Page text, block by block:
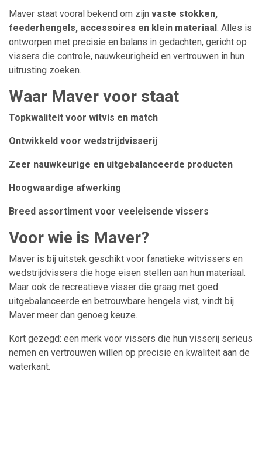
Maver staat vooral bekend om zijn vaste stokken,
feederhengels, accessoires en klein materiaal. Alles is
ontworpen met precisie en balans in gedachten, gericht op
vissers die controle, nauwkeurigheid en vertrouwen in hun
uitrusting zoeken.
Waar Maver voor staat
Topkwaliteit voor witvis en match
Ontwikkeld voor wedstrijdvisserij
Zeer nauwkeurige en uitgebalanceerde producten
Hoogwaardige afwerking
Breed assortiment voor veeleisende vissers
Voor wie is Maver?
Maver is bij uitstek geschikt voor fanatieke witvissers en
wedstrijdvissers die hoge eisen stellen aan hun materiaal.
Maar ook de recreatieve visser die graag met goed
uitgebalanceerde en betrouwbare hengels vist, vindt bij
Maver meer dan genoeg keuze.
Kort gezegd: een merk voor vissers die hun visserij serieus
nemen en vertrouwen willen op precisie en kwaliteit aan de
waterkant.